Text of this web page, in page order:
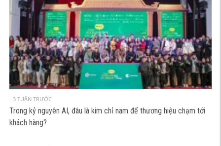
- 3 TUẦN TRƯỚC
Trong kỷ nguyên AI, đâu là kim chỉ nam để thương hiệu chạm tới
khách hàng?